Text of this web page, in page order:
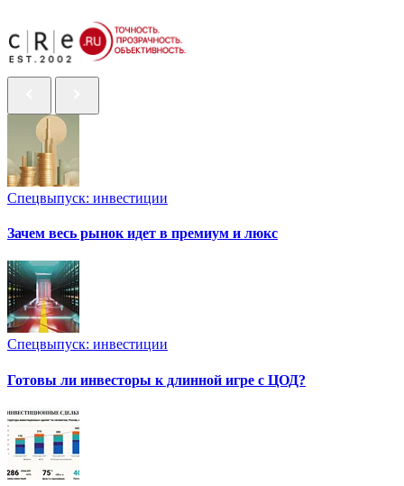
Спецвыпуск: инвестиции
Зачем весь рынок идет в премиум и люкс
Спецвыпуск: инвестиции
Готовы ли инвесторы к длинной игре с ЦОД?